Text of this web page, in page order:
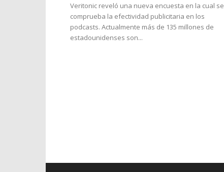
Veritonic reveló una nueva encuesta en la cual se
comprueba la efectividad publicitaria en los
podcasts. Actualmente más de 135 millones de
estadounidenses son...